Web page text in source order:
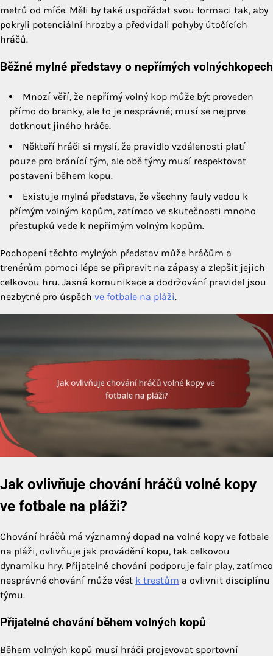
metrů od míče. Měli by také uspořádat svou formaci tak, aby
pokryli potenciální hrozby a předvídali pohyby útočících
hráčů.
Běžné mylné představy o nepřímých volnýchkopech
Mnozí věří, že nepřímý volný kop může být proveden
přímo do branky, ale to je nesprávné; musí se nejprve
dotknout jiného hráče.
Někteří hráči si myslí, že pravidlo vzdálenosti platí
pouze pro bránící tým, ale obě týmy musí respektovat
postavení během kopu.
Existuje mylná představa, že všechny fauly vedou k
přímým volným kopům, zatímco ve skutečnosti mnoho
přestupků vede k nepřímým volným kopům.
Pochopení těchto mylných představ může hráčům a
trenérům pomoci lépe se připravit na zápasy a zlepšit jejich
celkovou hru. Jasná komunikace a dodržování pravidel jsou
nezbytné pro úspěch ve fotbale na pláži.
Jak ovlivňuje chování hráčů volné kopy
ve fotbale na pláži?
Chování hráčů má významný dopad na volné kopy ve fotbale
na pláži, ovlivňuje jak provádění kopu, tak celkovou
dynamiku hry. Přijatelné chování podporuje fair play, zatímco
nesprávné chování může vést k trestům a ovlivnit disciplínu
týmu.
Přijatelné chování během volných kopů
Během volných kopů musí hráči projevovat sportovní